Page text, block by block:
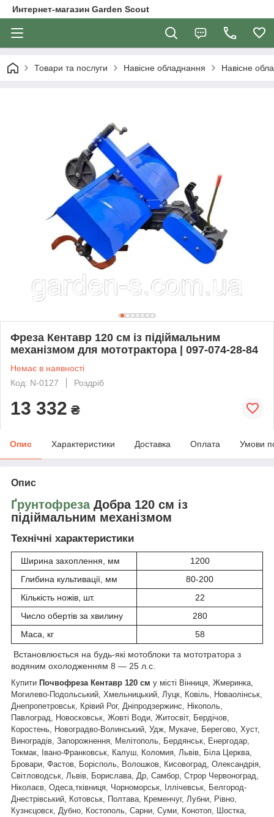
Интернет-магазин Garden Scout
Товари та послуги Навісне обладнання Навісне
Фреза Кентавр 120 см із підіймальним
механізмом для мототрактора | 097-074-28-84
Немає в наявності
Код: N-0127
Роздріб
13 332 ₴
Опис Характеристики Доставка Оплата Умови
Опис
ҐрунтофрезаДобра 120 см із
підіймальним механізмом
Технічні характеристики
Ширина захоплення, мм
1200
Глибина культивації, мм
80-200
Кількість ножів, шт.
22
Число обертів за хвилину
280
Маса, кг
58
Встановлюється на будь-які мотоблоки та мототратора з
водяним охолодженням 8 — 25 л.с.
Купити Почвофреза Кентавр 120 см у місті Вінниця, Жмеринка,
Могилево-Подольський, Хмельницький, Луцк, Ковіль, Новаолінськ,
Днепропетровськ, Крівий Рог, Дніпродзержинс, Нікополь,
Павлоград, Новосковськ, Жовті Води, Житосвіт, Бердічов,
Коростень, Новоградво-Волинський, Удж, Мукаче, Берегово, Хуст,
Виноградів, Запорожнення, Мелітополь, Бердянськ, Енергодар,
Токмак, Івано-Франковськ, Калуш, Коломия, Львів, Біла Церква,
Бровари, Фастов, Борісполь, Волошков, Кисовоград, Олександрія,
Світловодськ, Львів, Борислава, Др, Самбор, Строр Червоноград,
Ніколаєв, Одеса,тківниця, Чорноморськ, Іллічевськ, Белгород-
Днестрівський, Котовськ, Полтава, Кременчуг, Лубни, Рівно,
Кузнєцовск, Дубно, Костополь, Сарни, Суми, Конотоп, Шостка,